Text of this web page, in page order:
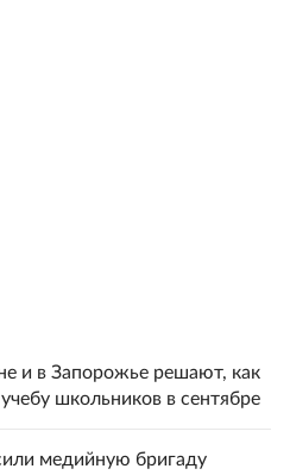
и в Запорожье решают, как
школьников в сентябре
медийную бригаду